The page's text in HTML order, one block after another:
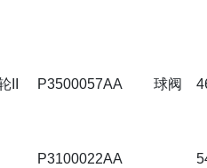
II P3500057AA 球阀
P3100022AA